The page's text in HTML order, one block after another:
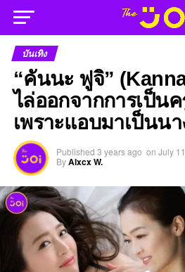
บันเทิง
“คันนะ ฟูจิ”
ไล่ออกจากการเป็น
เพราะแอบมาเป็นนา
Published 3 years ago on July
ByAlxcx W.